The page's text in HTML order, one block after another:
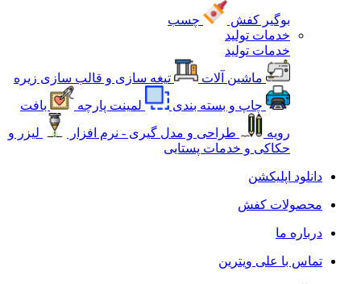
بوگیر کفش
چسب
خدمات تولید
خدمات تولید
ماشین آلات
تیغه سازی و قالب سازی زیره
چاپ و بسته بندی
لمینت پارچه
بافت
رویه
طراحی و مدل گیری - نرم افزار
لیزر و
حکاکی و خدمات پستایی
دانلود اپلیکشن
محصولات کفش
درباره ما
تماس با علی ویترین